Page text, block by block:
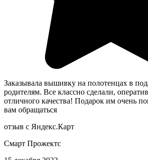
Заказывала вышивку на полотенцах в
родителям. Все классно сделали,
отличного качества! Подарок им очень
вам обращаться
отзыв с Яндекс.Карт
Смарт Прожектс